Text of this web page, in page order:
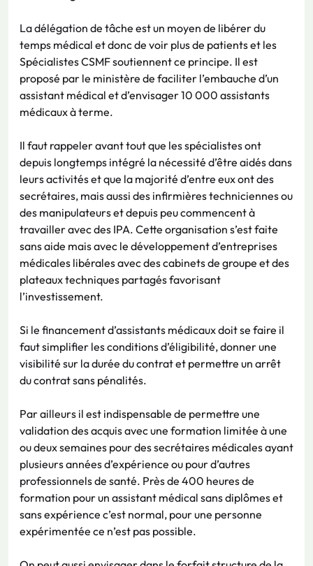
La délégation de tâche est un moyen de libérer du
temps médical et donc de voir plus de patients et les
Spécialistes CSMF soutiennent ce principe. Il est
proposé par le ministère de faciliter l’embauche d’un
assistant médical et d’envisager 10 000 assistants
médicaux à terme.
Il faut rappeler avant tout que les spécialistes ont
depuis longtemps intégré la nécessité d’être aidés dans
leurs activités et que la majorité d’entre eux ont des
secrétaires, mais aussi des infirmières techniciennes ou
des manipulateurs et depuis peu commencent à
travailler avec des IPA. Cette organisation s’est faite
sans aide mais avec le développement d’entreprises
médicales libérales avec des cabinets de groupe et des
plateaux techniques partagés favorisant
l’investissement.
Si le financement d’assistants médicaux doit se faire il
faut simplifier les conditions d’éligibilité, donner une
visibilité sur la durée du contrat et permettre un arrêt
du contrat sans pénalités.
Par ailleurs il est indispensable de permettre une
validation des acquis avec une formation limitée à une
ou deux semaines pour des secrétaires médicales ayant
plusieurs années d’expérience ou pour d’autres
professionnels de santé. Près de 400 heures de
formation pour un assistant médical sans diplômes et
sans expérience c’est normal, pour une personne
expérimentée ce n’est pas possible.